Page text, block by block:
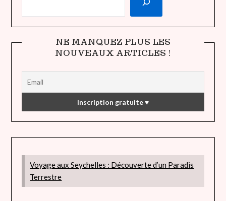
NE MANQUEZ PLUS LES
NOUVEAUX ARTICLES !
Voyage aux Seychelles : Découverte d’un Paradis
Terrestre